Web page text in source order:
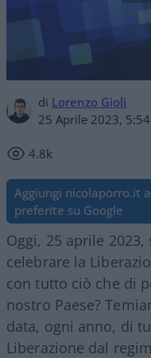
di Lorenzo Gioli
25 Aprile 2023, 5:54
4.8k
Aggiungi nicolaporro.it
preferite su Google
Oggi, 25 aprile 2023,
celebrare la
con tutto ciò che di
nostro Paese?
data, ogni anno, di
Liberazione dal